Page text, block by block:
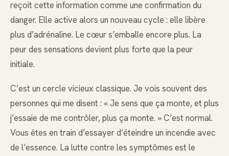
reçoit cette information comme une confirmation du
danger. Elle active alors un nouveau cycle : elle libère
plus d’adrénaline. Le cœur s’emballe encore plus. La
peur des sensations devient plus forte que la peur
initiale.
C’est un cercle vicieux classique. Je vois souvent des
personnes qui me disent : « Je sens que ça monte, et plus
j’essaie de me contrôler, plus ça monte. » C’est normal.
Vous êtes en train d’essayer d’éteindre un incendie avec
de l’essence. La lutte contre les symptômes est le